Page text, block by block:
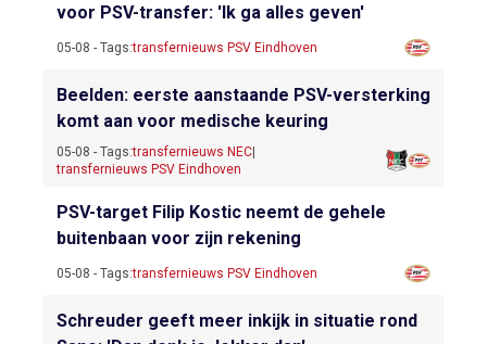
voor PSV-transfer: 'Ik ga alles geven'
05-08 - Tags:transfernieuws PSV Eindhoven
Beelden: eerste aanstaande PSV-versterking
komt aan voor medische keuring
05-08 - Tags:transfernieuws NEC
transfernieuws PSV Eindhoven
PSV-target Filip Kostic neemt de gehele
buitenbaan voor zijn rekening
05-08 - Tags:transfernieuws PSV Eindhoven
Schreuder geeft meer inkijk in situatie rond